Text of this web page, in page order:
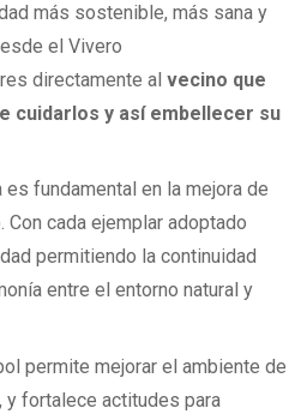
más sostenible, más sana y
el Vivero
directamente al vecino que
cuidarlos y así embellecer su
es fundamental en la mejora de
cada ejemplar adoptado
permitiendo la continuidad
entre el entorno natural y
permite mejorar el ambiente de
y fortalece actitudes para